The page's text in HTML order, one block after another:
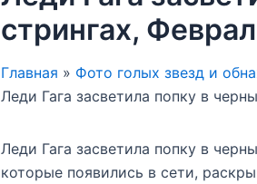
стрингах,
Главная
Фото голых звезд и
Леди Гага засветила попку в
Леди Гага засветила попку в
которые появились в сети,